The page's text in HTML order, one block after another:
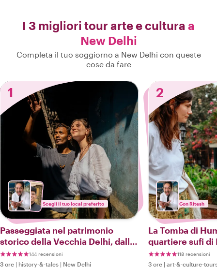
I 3 migliori tour arte e cultura a
New Delhi
Completa il tuo soggiorno a New Delhi con queste
cose da fare
1
Scegli il tuo local preferito
Passeggiata nel patrimonio
storico della Vecchia Delhi, dalla
Jama Masjid a Chandni Chowk
144 recensioni
3 ore | history-&-tales | New Delhi
2
Con Ritesh
La Tomba di
quartiere sufi di
Delhi
118 recensioni
3 ore | art-&-culture-